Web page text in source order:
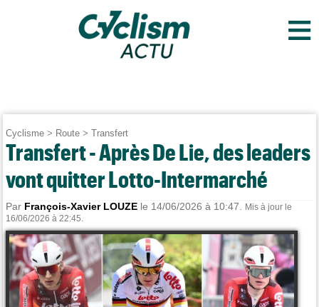
≡
Cyclisme > Route >Transfert
Transfert - Après De Lie, des leaders
vont quitter Lotto-Intermarché
Par François-Xavier LOUZE le 14/06/2026 à 10:47.
Mis à jour le
16/06/2026 à 22:45.